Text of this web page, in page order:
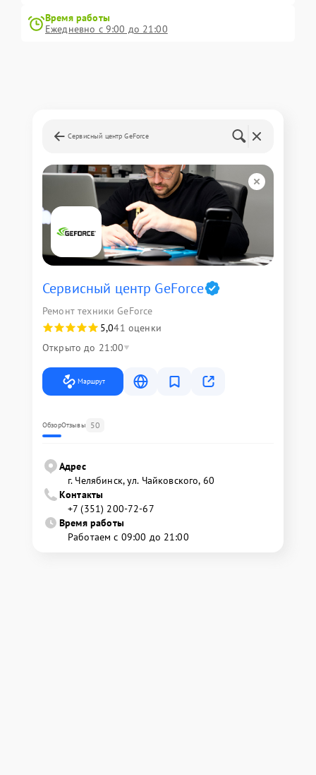
Время работы
Ежедневно с 9:00 до 21:00
Сервисный центр GeForce
Сервисный центр GeForce
Ремонт техники GeForce
5,041 оценки
Открыто до 21:00
Маршрут
ОбзорОтзывы 50
Адрес
г. Челябинск, ул. Чайковского, 60
Контакты
+7 (351) 200-72-67
Время работы
Работаем с 09:00 до 21:00